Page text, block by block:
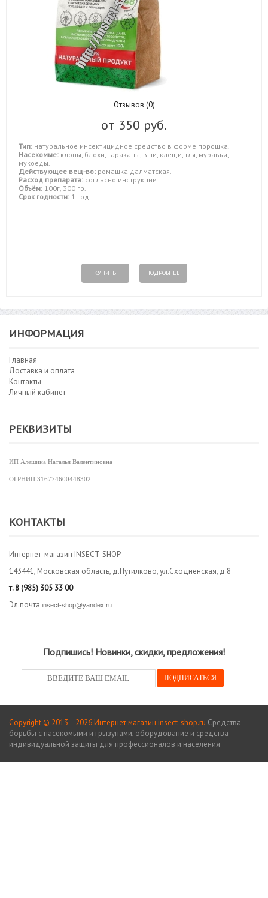
Отзывов (0)
от 350 руб.
Тип: натуральное инсектицидное средство в форме порошка.
Насекомые: клопы, блохи, тараканы, вши, клещи, тля, муравьи,
мукоеды.
Действующее вещ-во: ромашка далматская.
Расход препарата: согласно инструкции.
Объём: 100г, 300 гр.
Срок годности: 1 год.
КУПИТЬ ПОДРОБНЕЕ
ИНФОРМАЦИЯ
Главная
Доставка и оплата
Контакты
Личный кабинет
РЕКВИЗИТЫ
ИП Алешина Наталья Валентиновна
ОГРНИП 316774600448302
КОНТАКТЫ
Интернет-магазин INSECT-SHOP
143441, Московская область, д.Путилково, ул.Сходненская, д.8
т.8 (985) 305 33 00
Эл.почта insect-shop@yandex.ru
Подпишись! Новинки, скидки, предложения!
Copyright © 2013—2026 Интернет магазин insect-shop.ru Средства
борьбы с насекомыми и грызунами, оборудование и средства
индивидуальной защиты для профессионалов и населения